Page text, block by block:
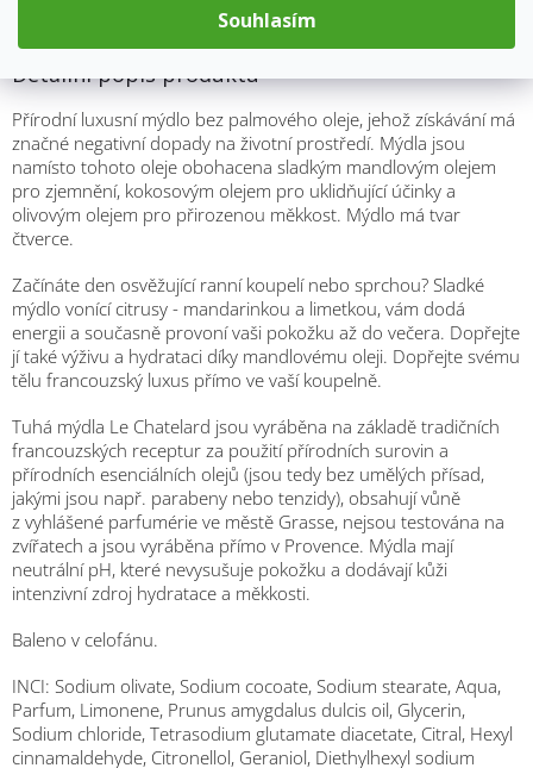
Souhlasím
Detailní popis produktu
Přírodní luxusní mýdlo bez palmového oleje, jehož získávání má
značné negativní dopady na životní prostředí. Mýdla jsou
namísto tohoto oleje obohacena sladkým mandlovým olejem
pro zjemnění, kokosovým olejem pro uklidňující účinky a
olivovým olejem pro přirozenou měkkost. Mýdlo má tvar
čtverce.
Začínáte den osvěžující ranní koupelí nebo sprchou? Sladké
mýdlo vonící citrusy - mandarinkou a limetkou, vám dodá
energii a současně provoní vaši pokožku až do večera. Dopřejte
jí také výživu a hydrataci díky mandlovému oleji. Dopřejte svému
tělu francouzský luxus přímo ve vaší koupelně.
Tuhá mýdla Le Chatelard jsou vyráběna na základě tradičních
francouzských receptur za použití přírodních surovin a
přírodních esenciálních olejů (jsou tedy bez umělých přísad,
jakými jsou např. parabeny nebo tenzidy), obsahují vůně
z vyhlášené parfumérie ve městě Grasse, nejsou testována na
zvířatech a jsou vyráběna přímo v Provence. Mýdla mají
neutrální pH, které nevysušuje pokožku a dodávají kůži
intenzivní zdroj hydratace a měkkosti.
Baleno v celofánu.
INCI: Sodium olivate, Sodium cocoate, Sodium stearate, Aqua,
Parfum, Limonene, Prunus amygdalus dulcis oil, Glycerin,
Sodium chloride, Tetrasodium glutamate diacetate, Citral, Hexyl
cinnamaldehyde, Citronellol, Geraniol, Diethylhexyl sodium